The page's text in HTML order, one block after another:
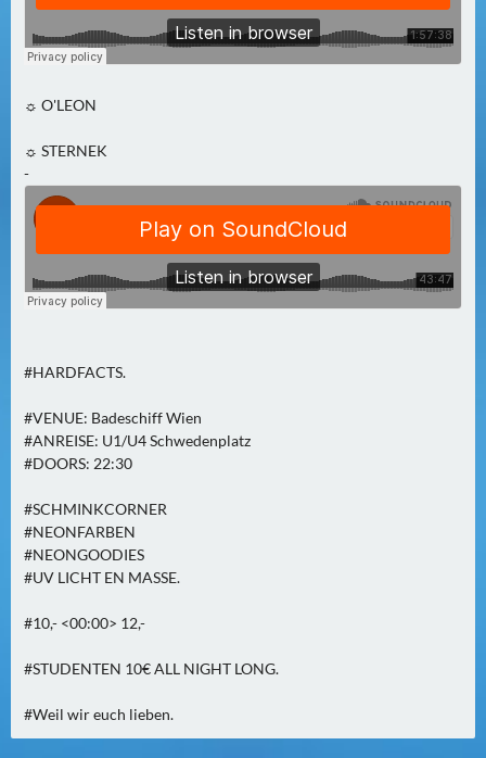
A
G
(
)
N
C
H
S
T
S
M
S
A
G
(
0
)
A
G
U
☼ O'LEON
☼ STERNEK
-
#HARDFACTS.
#VENUE: Badeschiff Wien
#ANREISE: U1/U4 Schwedenplatz
#DOORS: 22:30
#SCHMINKCORNER
#NEONFARBEN
#NEONGOODIES
#UV LICHT EN MASSE.
#10,- <00:00> 12,-
#STUDENTEN 10€ ALL NIGHT LONG.
#Weil wir euch lieben.